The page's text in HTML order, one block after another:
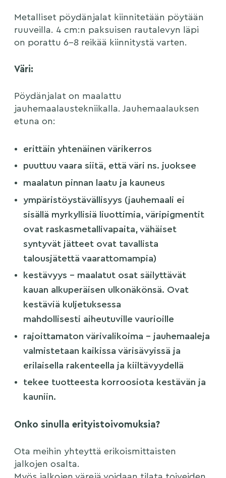
Metalliset pöydänjalat kiinnitetään pöytään
ruuveilla. 4 cm:n paksuisen rautalevyn läpi
on porattu 6–8 reikää kiinnitystä varten.
Väri:
Pöydänjalat on maalattu
jauhemaalaustekniikalla. Jauhemaalauksen
etuna on:
erittäin yhtenäinen värikerros
puuttuu vaara siitä, että väri ns. juoksee
maalatun pinnan laatu ja kauneus
ympäristöystävällisyys (jauhemaali ei
sisällä myrkyllisiä liuottimia, väripigmentit
ovat raskasmetallivapaita, vähäiset
syntyvät jätteet ovat tavallista
talousjätettä vaarattomampia)
kestävyys – maalatut osat säilyttävät
kauan alkuperäisen ulkonäkönsä. Ovat
kestäviä kuljetuksessa
mahdollisesti aiheutuville vaurioille
rajoittamaton värivalikoima – jauhemaaleja
valmistetaan kaikissa värisävyissä ja
erilaisella rakenteella ja kiiltävyydellä
tekee tuotteesta korroosiota kestävän ja
kauniin.
Onko sinulla erityistoivomuksia?
Ota meihin yhteyttä erikoismittaisten
jalkojen osalta.